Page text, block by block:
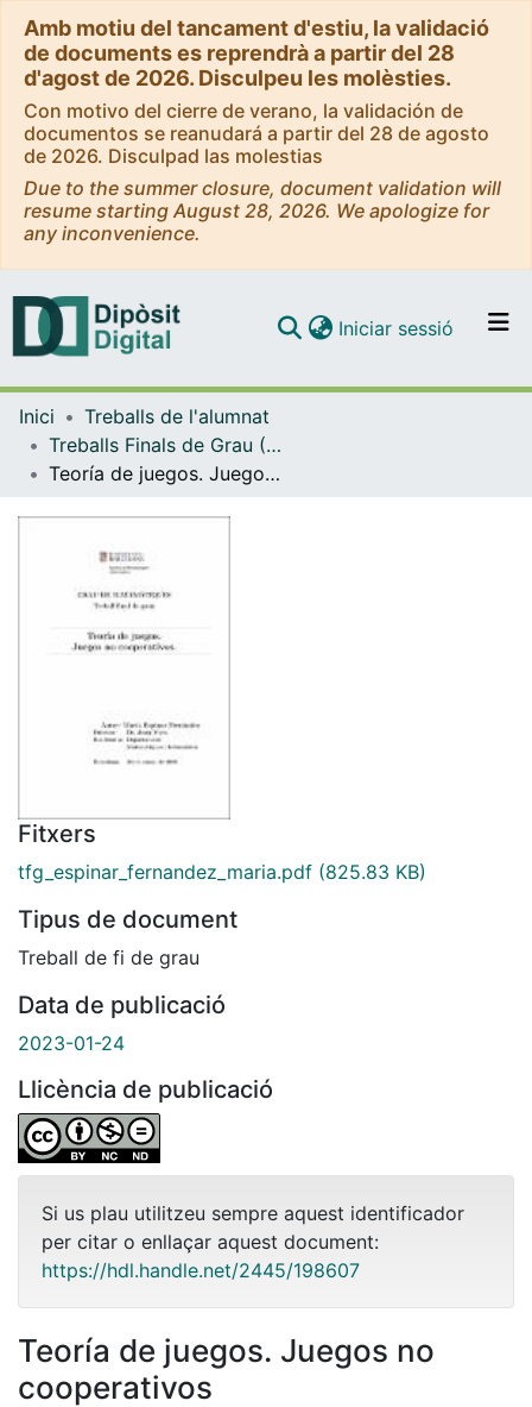
Amb motiu del tancament d'estiu, la validació
de documents es reprendrà a partir del 28
d'agost de 2026. Disculpeu les molèsties.
Con motivo del cierre de verano, la validación de
documentos se reanudará a partir del 28 de agosto
de 2026. Disculpad las molestias
Due to the summer closure, document validation will
resume starting August 28, 2026. We apologize for
any inconvenience.
Navega per tot el DD
Iniciar sessió (current)
Inici
Treballs de l'alumnat
Treballs Finals de Grau (TFG) - Matemàtiques
Teoría de juegos. Juegos no cooperativos
Fitxers
tfg_espinar_fernandez_maria.pdf (825.83 KB)
Tipus de document
Treball de fi de grau
Data de publicació
2023-01-24
Llicència de publicació
Si us plau utilitzeu sempre aquest identificador
per citar o enllaçar aquest document:
https://hdl.handle.net/2445/198607
Teoría de juegos. Juegos no
cooperativos